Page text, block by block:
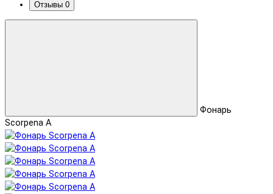
Отзывы 0
Фонарь
Scorpena A